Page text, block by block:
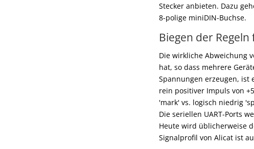
Stecker anbieten. Dazu
8-polige miniDIN-Buchse.
Biegen der
Die wirkliche Abweichung
hat, so dass mehrere
Spannungen erzeugen, ist
rein positiver Impuls von
'mark' vs. logisch niedrig
Die seriellen UART-Ports
Heute wird üblicherweise
Signalprofil von Alicat ist